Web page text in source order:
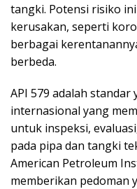
tangki. Potensi risiko
kerusakan, seperti
berbagai
berbeda.
API 579 adalah standar
internasional yang
untuk inspeksi,
pada pipa dan tangki
American Petroleum
memberikan pedoman